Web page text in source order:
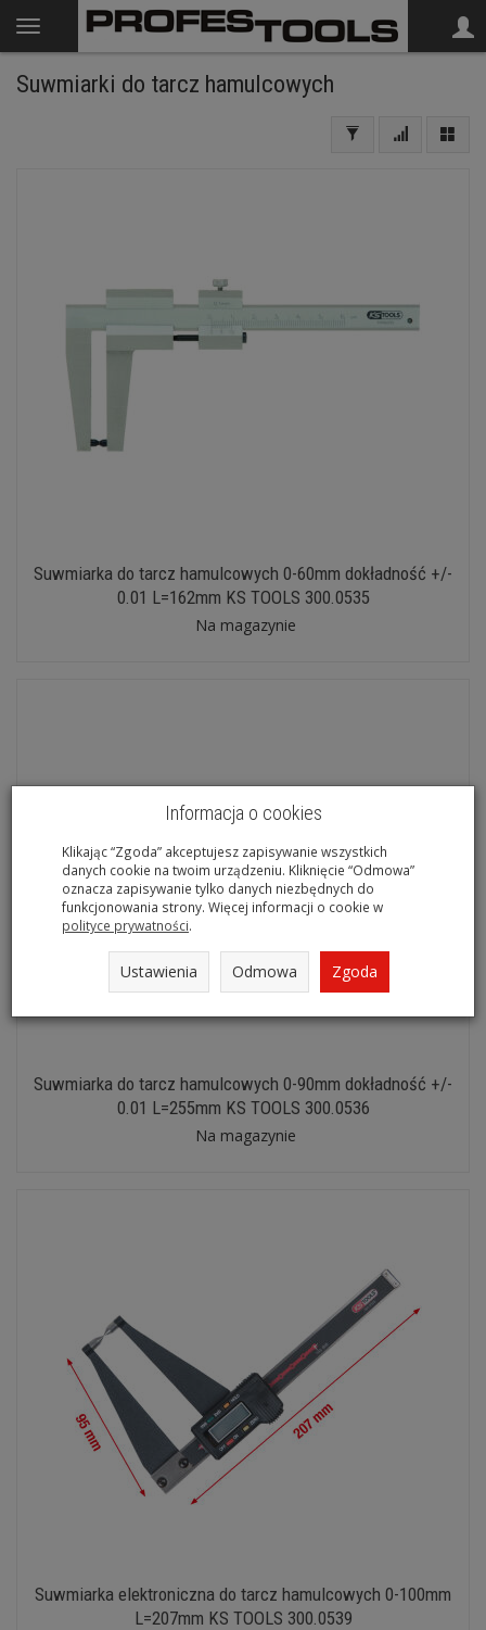
Suwmiarki do tarcz hamulcowych
Suwmiarka do tarcz hamulcowych 0-60mm dokładność +/-
0.01 L=162mm KS TOOLS 300.0535
Na magazynie
Suwmiarka do tarcz hamulcowych 0-90mm dokładność +/-
0.01 L=255mm KS TOOLS 300.0536
Na magazynie
Suwmiarka elektroniczna do tarcz hamulcowych 0-100mm
L=207mm KS TOOLS 300.0539
Informacja o cookies
Klikając “Zgoda” akceptujesz zapisywanie wszystkich
danych cookie na twoim urządzeniu. Kliknięcie “Odmowa”
oznacza zapisywanie tylko danych niezbędnych do
funkcjonowania strony. Więcej informacji o cookie w
polityce prywatności.
Ustawienia Odmowa Zgoda